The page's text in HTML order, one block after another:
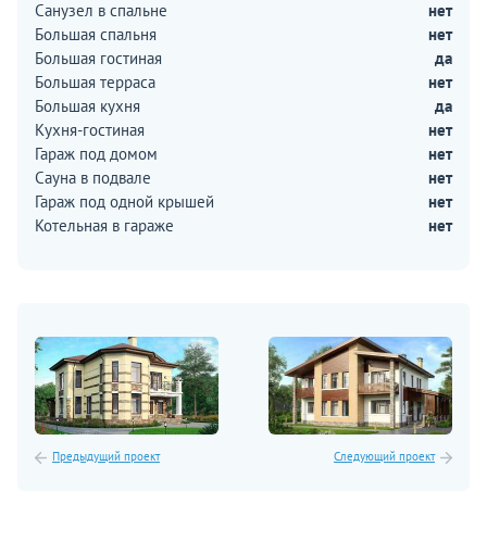
Санузел в спальне
нет
Большая спальня
нет
Большая гостиная
да
Большая терраса
нет
Большая кухня
да
Кухня-гостиная
нет
Гараж под домом
нет
Сауна в подвале
нет
Гараж под одной крышей
нет
Котельная в гараже
нет
Предыдущий проект Следующий проект